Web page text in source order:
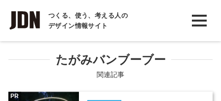
つくる、使う、考える人の
デザイン情報サイト
INTERVIEW
インタビュー
REPORT
COLUMN
たがみバンブーブー
関連記事
PR